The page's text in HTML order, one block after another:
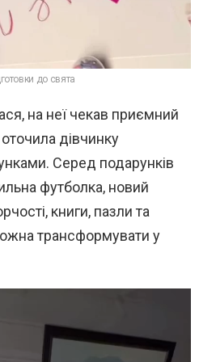
до свята
на неї чекав приємний
дівчинку
Серед подарунків
футболка, новий
книги, пазли та
трансформувати у